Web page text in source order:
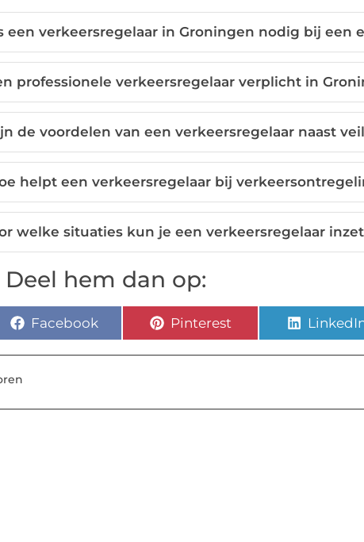
een verkeersregelaar in Groningen nodig bij een
professionele verkeersregelaar verplicht in
de voordelen van een verkeersregelaar naast
helpt een verkeersregelaar bij
welke situaties kun je een verkeersregelaar
hem dan op:
Facebook Pinterest